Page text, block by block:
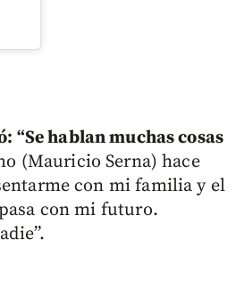
“Se hablan muchas cosas
(Mauricio Serna) hace
con mi familia y el
con mi futuro.